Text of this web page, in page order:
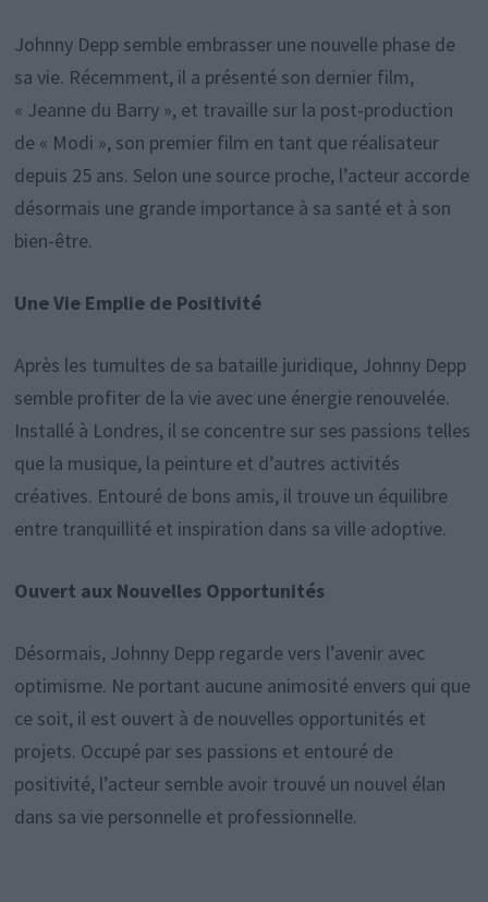
Johnny Depp semble embrasser une nouvelle phase de
sa vie. Récemment, il a présenté son dernier film,
« Jeanne du Barry », et travaille sur la post-production
de « Modi », son premier film en tant que réalisateur
depuis 25 ans. Selon une source proche, l’acteur accorde
désormais une grande importance à sa santé et à son
bien-être.
Une Vie Emplie de Positivité
Après les tumultes de sa bataille juridique, Johnny Depp
semble profiter de la vie avec une énergie renouvelée.
Installé à Londres, il se concentre sur ses passions telles
que la musique, la peinture et d’autres activités
créatives. Entouré de bons amis, il trouve un équilibre
entre tranquillité et inspiration dans sa ville adoptive.
Ouvert aux Nouvelles Opportunités
Désormais, Johnny Depp regarde vers l’avenir avec
optimisme. Ne portant aucune animosité envers qui que
ce soit, il est ouvert à de nouvelles opportunités et
projets. Occupé par ses passions et entouré de
positivité, l’acteur semble avoir trouvé un nouvel élan
dans sa vie personnelle et professionnelle.